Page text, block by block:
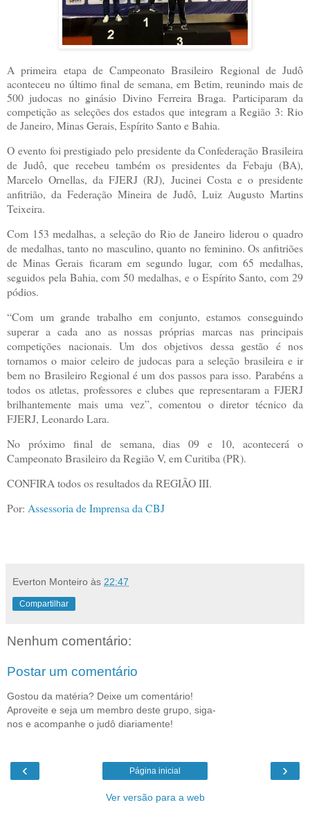
A primeira etapa de Campeonato Brasileiro Regional de Judô
aconteceu no último final de semana, em Betim, reunindo mais de
500 judocas no ginásio Divino Ferreira Braga. Participaram da
competição as seleções dos estados que integram a Região 3: Rio
de Janeiro, Minas Gerais, Espírito Santo e Bahia.
O evento foi prestigiado pelo presidente da Confederação Brasileira
de Judô, que recebeu também os presidentes da Febaju (BA),
Marcelo Ornellas, da FJERJ (RJ), Jucinei Costa e o presidente
anfitrião, da Federação Mineira de Judô, Luiz Augusto Martins
Teixeira.
Com 153 medalhas, a seleção do Rio de Janeiro liderou o quadro
de medalhas, tanto no masculino, quanto no feminino. Os anfitriões
de Minas Gerais ficaram em segundo lugar, com 65 medalhas,
seguidos pela Bahia, com 50 medalhas, e o Espírito Santo, com 29
pódios.
“Com um grande trabalho em conjunto, estamos conseguindo
superar a cada ano as nossas próprias marcas nas principais
competições nacionais. Um dos objetivos dessa gestão é nos
tornamos o maior celeiro de judocas para a seleção brasileira e ir
bem no Brasileiro Regional é um dos passos para isso. Parabéns a
todos os atletas, professores e clubes que representaram a FJERJ
brilhantemente mais uma vez”, comentou o diretor técnico da
FJERJ, Leonardo Lara.
No próximo final de semana, dias 09 e 10, acontecerá o
Campeonato Brasileiro da Região V, em Curitiba (PR).
CONFIRA todos os resultados da REGIÃO III.
Por: Assessoria de Imprensa da CBJ
Everton Monteiro às 22:47
Compartilhar
Nenhum comentário:
Postar um comentário
Gostou da matéria? Deixe um comentário!
Aproveite e seja um membro deste grupo, siga-
nos e acompanhe o judô diariamente!
‹ ›
Página inicial
Ver versão para a web